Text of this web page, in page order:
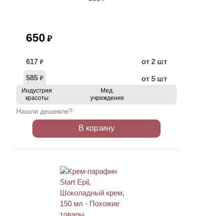
650 ₽
617 ₽
от 2 шт
585 ₽ от 5 шт
Индустрия
красоты
Мед.
учреждение
Нашли дешевле?
В корзину